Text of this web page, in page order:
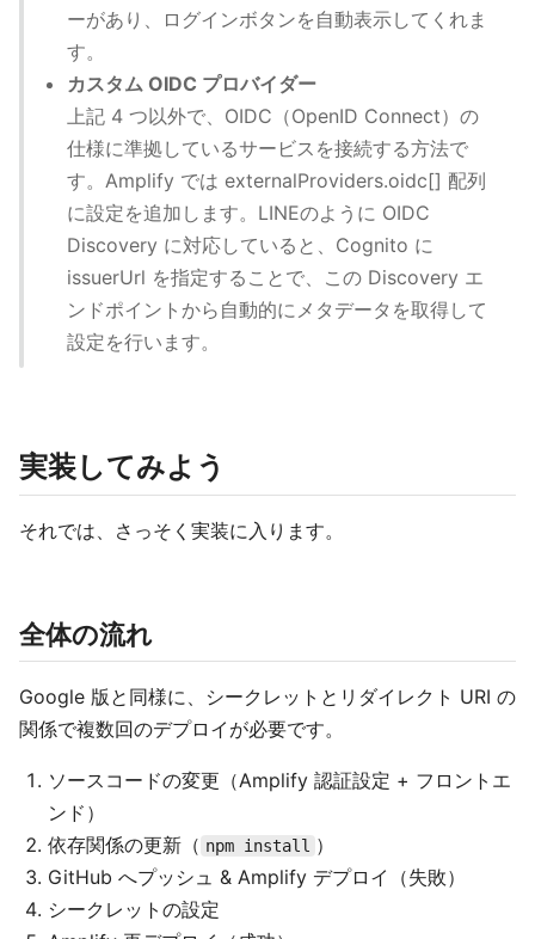
ーがあり、ログインボタンを自動表示してくれま
す。
カスタム OIDC プロバイダー
上記 4 つ以外で、OIDC（OpenID Connect）の
仕様に準拠しているサービスを接続する方法で
す。Amplify では externalProviders.oidc[] 配列
に設定を追加します。LINEのように OIDC
Discovery に対応していると、Cognito に
issuerUrl を指定することで、この Discovery エ
ンドポイントから自動的にメタデータを取得して
設定を行います。
実装してみよう
それでは、さっそく実装に入ります。
全体の流れ
Google 版と同様に、シークレットとリダイレクト URI の
関係で複数回のデプロイが必要です。
ソースコードの変更（Amplify 認証設定 + フロントエ
ンド）
依存関係の更新（ npm install ）
GitHub へプッシュ & Amplify デプロイ（失敗）
シークレットの設定